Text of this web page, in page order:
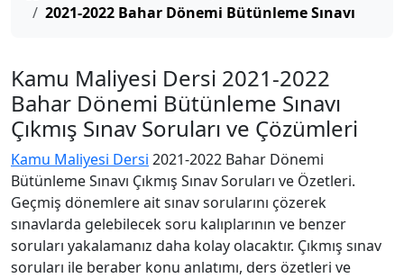
2021-2022 Bahar Dönemi Bütünleme Sınavı
Kamu Maliyesi Dersi 2021-2022
Bahar Dönemi Bütünleme Sınavı
Çıkmış Sınav Soruları ve Çözümleri
Kamu Maliyesi Dersi 2021-2022 Bahar Dönemi
Bütünleme Sınavı Çıkmış Sınav Soruları ve Özetleri.
Geçmiş dönemlere ait sınav sorularını çözerek
sınavlarda gelebilecek soru kalıplarının ve benzer
soruları yakalamanız daha kolay olacaktır. Çıkmış sınav
soruları ile beraber konu anlatımı, ders özetleri ve